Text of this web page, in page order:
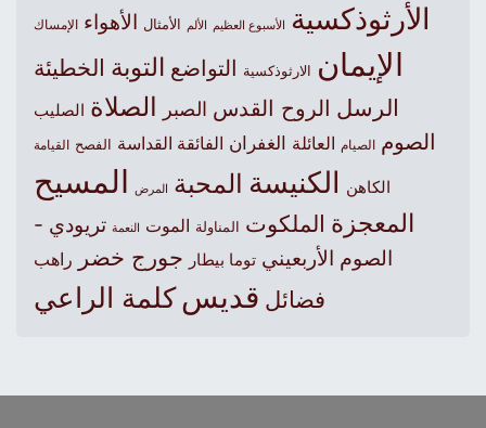
الأرثوذكسية الأسبوع العظيم الألم الأمثال الأهواء الإمساك
الإيمان الارثوذكسية التواضع التوبة الخطيئة
الرسل الروح القدس الصبر الصلاة الصليب
الصوم الصيام العائلة الغفران الفائقة القداسة الفصح القيامة
الكاهن الكنيسةالمحبة المرض المسيح
المعجزة الملكوت المناولة الموت النعمة تريودي -
الصوم الأربعيني توما بيطار جورج خضر راهب
فضائل قديس كلمة الراعي